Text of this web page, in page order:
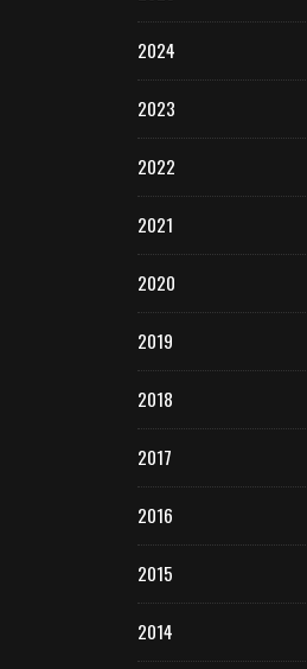
2024
2023
2022
2021
2020
2019
2018
2017
2016
2015
2014